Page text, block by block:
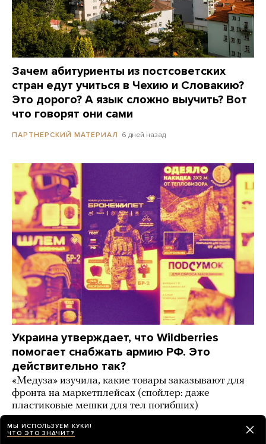
Зачем абитуриенты из постсоветских
стран едут учиться в Чехию и Словакию?
Это дорого? А язык сложно выучить? Вот
что говорят они сами
ПАРТНЕРСКИЙ МАТЕРИАЛ 6 дней назад
Украина утверждает, что Wildberries
помогает снабжать армию РФ. Это
действительно так?
«Медуза» изучила, какие товары заказывают для
фронта на маркетплейсах (спойлер: даже
пластиковые мешки для тел погибших)
ИСТОРИИ 3 дня назад
МЫ ИСПОЛЬЗУЕМ КУКИ!
ЧТО ЭТО ЗНАЧИТ?